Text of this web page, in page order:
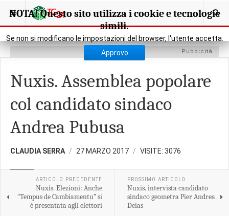
NOTA! Questo sito utilizza i cookie e tecnologie
simili.
Se non si modificano le impostazioni del browser, l'utente accetta.
Approvo
SEI QUI: POLIS - VERSO LE ELEZIONI NUXIS
Pubbicità
Nuxis. Assemblea popolare
col candidato sindaco
Andrea Pubusa
CLAUDIA SERRA 27 MARZO 2017 VISITE: 3076
ARTICOLO PRECEDENTE
Nuxis. Elezioni: Anche
“Tempus de Cambiamentu” si
è presentata agli elettori
PROSSIMO ARTICOLO
Nuxis. intervista candidato
sindaco geometra Pier Andrea
Deias